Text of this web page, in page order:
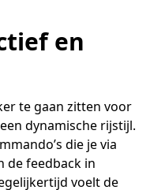
en
te gaan zitten voor
dynamische rijstijl.
die je via
de feedback in
voelt de